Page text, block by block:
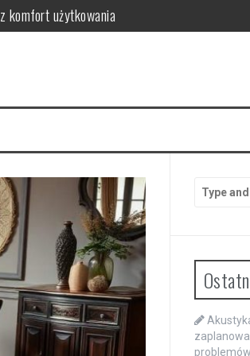
użytkowania
zabrudzeń
przestrzeni
for: